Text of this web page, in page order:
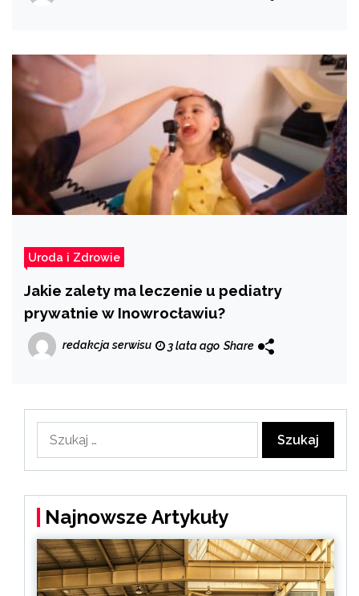
Uroda i Zdrowie
Jakie zalety ma leczenie u pediatry
prywatnie w Inowrocławiu?
redakcja serwisu 3 lata ago Share
Najnowsze Artykuły